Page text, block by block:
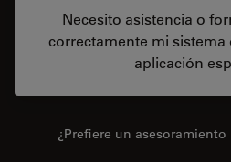
Necesito asistencia o
correctamente mi sistema
aplicación
¿Prefiere un asesoramiento